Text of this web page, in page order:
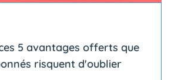
5 avantages offerts que
risquent d'oublier